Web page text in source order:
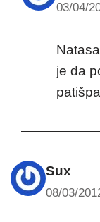
03/04/
je da
Sux
08/03/